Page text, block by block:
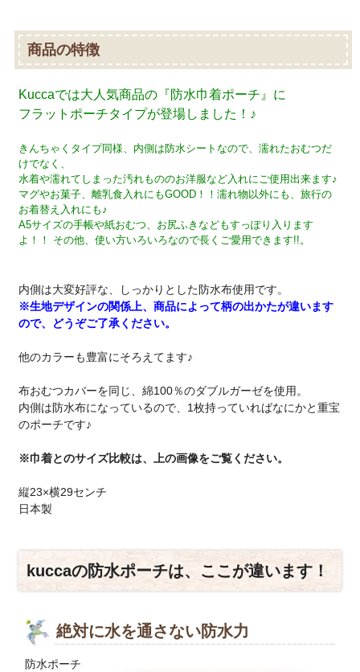
商品の特徴
Kuccaでは大人気商品の『防水巾着ポーチ』に
フラットポーチタイプが登場しました！♪
きんちゃくタイプ同様、内側は防水シートなので、濡れたおむつだ
けでなく、
水着や濡れてしまった汚れもののお洋服など入れにご使用出来ます♪
マグやお菓子、離乳食入れにもGOOD！！濡れ物以外にも、旅行の
お着替え入れにも♪
A5サイズの手帳や紙おむつ、お尻ふきなどもすっぽり入ります
よ！！ その他、使い方いろいろなので長くご愛用できます!!。
内側は大変好評な、しっかりとした防水布使用です。
※生地デザインの関係上、商品によって柄の出かたが違います
ので、どうぞご了承ください。
他のカラーも豊富にそろえてます♪
布おむつカバーを同じ、綿100％のダブルガーゼを使用。
内側は防水布になっているので、1枚持っていればなにかと重宝
のポーチです♪
※巾着とのサイズ比較は、上の画像をご覧ください。
縦23×横29センチ
日本製
kuccaの防水ポーチは、ここが違います！
絶対に水を通さない防水力
防水ポーチ